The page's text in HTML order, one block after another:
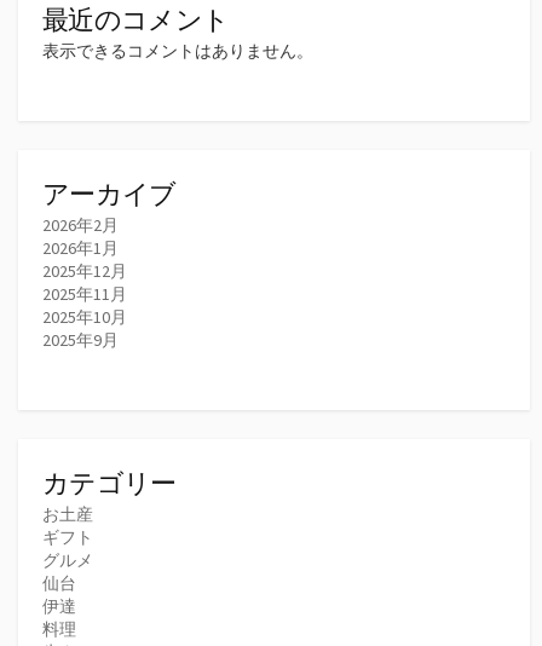
最近のコメント
表示できるコメントはありません。
アーカイブ
2026年2月
2026年1月
2025年12月
2025年11月
2025年10月
2025年9月
カテゴリー
お土産
ギフト
グルメ
仙台
伊達
料理